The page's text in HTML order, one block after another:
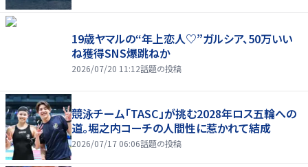
19歳ヤマルの“年上恋人♡”ガルシア、50万いい
ね獲得SNS爆跳ねか
2026/07/20 11:12話題の投稿
競泳チーム「TASC」が挑む2028年ロス五輪への
道。堀之内コーチの人間性に惹かれて結成
2026/07/17 06:06話題の投稿